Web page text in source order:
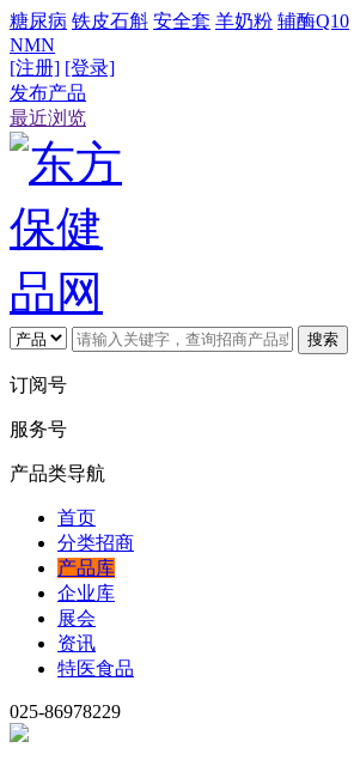
糖尿病 铁皮石斛 安全套 羊奶粉 辅酶Q10
NMN
[注册] [登录]
发布产品
最近浏览
搜索
订阅号
服务号
产品类导航
首页
分类招商
产品库
企业库
展会
资讯
特医食品
025-86978229